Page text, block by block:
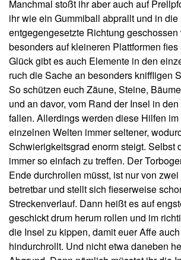
die Insel zu kippen, damit euer Affe
hindurchrollt. Und nicht etwa daneben
Abgrund. Dann nämlich müsstet ihr die
Startpunkt aus erneut beginnen. Einen
nicht! Ach ja: Und immer daran denken,
Countdown mit läuft. Ein Trödeln wird
kostet euch unter Umständen ebenfalls
Allerdings ist es etwas ärgerlich, dass
groß dargestellte Zeitanzeige ab und an
Strecke versperrt - beispielsweise wenn
Besonders nettes Feature: Wer eine
üben möchte, kann dies jederzeit tun,
Levelauswahl eine Insel mittels [B] und
startet. Dann nämlich stehen ihm
zur Verfügung und es geht, selbst nach
Insel, stetig auf ihr weiter. So lange, bis
manuell unterbricht, um „endlich“ die
zumindest eine andere Insel zu wählen.